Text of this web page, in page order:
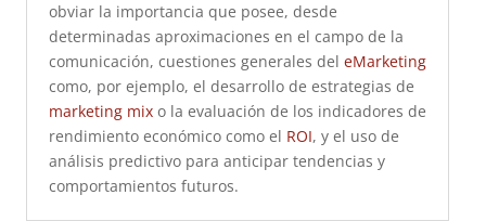
obviar la importancia que posee, desde
determinadas aproximaciones en el campo de la
comunicación, cuestiones generales del eMarketing
como, por ejemplo, el desarrollo de estrategias de
marketing mixo la evaluación de los indicadores de
rendimiento económico como el ROI, y el uso de
análisis predictivo para anticipar tendencias y
comportamientos futuros.